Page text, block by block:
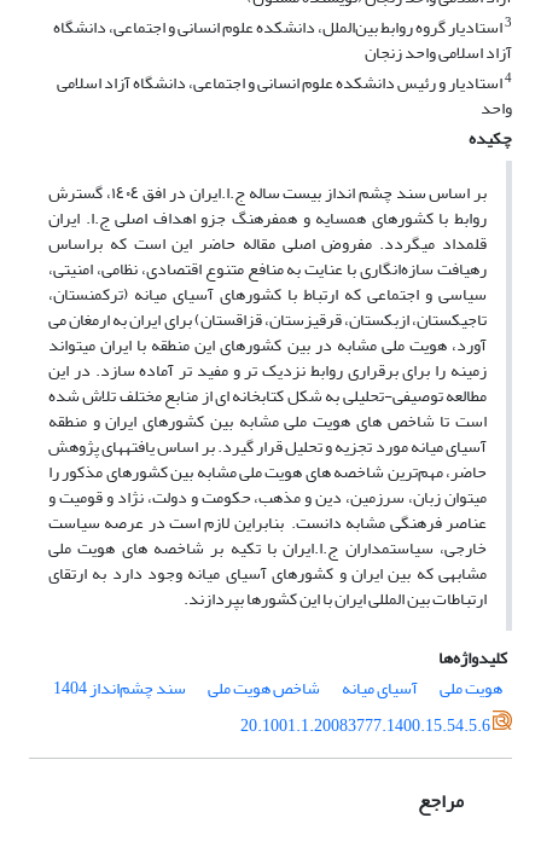
3استادیار گروه روابط بین‌الملل، دانشکده علوم انسانی و اجتماعی، دانشگاه
آزاد اسلامی واحد زنجان
4استادیار و رئیس دانشکده علوم انسانی و اجتماعی، دانشگاه آزاد اسلامی
واحد
چکیده
بر اساس سند چشم انداز بیست ساله ج.ا.ایران در افق ١٤٠٤، گسترش
روابط با کشورهای همسایه و هم­فرهنگ جزو اهداف اصلی ج.ا. ایران
قلمداد می­گردد. مفروض اصلی مقاله حاضر این‌ است که براساس
رهیافت سازه‌انگاری با عنایت به منافع متنوع اقتصادی، نظامی، امنیتی،
سیاسی و اجتماعی که ارتباط با کشورهای آسیای میانه (ترکمنستان،
تاجیکستان، ازبکستان، قرقیزستان، قزاقستان) برای ایران به ارمغان می
آورد، هویت ملی مشابه در بین کشورهای این منطقه با ایران می­تواند
زمینه را برای برقراری روابط نزدیک تر و مفید تر آماده سازد. در این
مطالعه توصیفی-تحلیلی به شکل کتابخانه ای از منابع مختلف تلاش شده
است تا شاخص های هویت ملی مشابه بین کشورهای ایران و منطقه
آسیای میانه مورد تجزیه و تحلیل قرار گیرد. بر اساس یافته­های پژوهش
حاضر، مهم‌ترین شاخصه های هویت ملی مشابه بین کشورهای مذکور را
می­توان زبان، سرزمین، دین و مذهب، حکومت و دولت، نژاد و قومیت و
عناصر فرهنگی مشابه دانست. بنابراین لازم است در عرصه سیاست
خارجی، سیاستمداران ج.ا.ایران با تکیه بر شاخصه های هویت ملی
مشابهی که بین ایران و کشورهای آسیای میانه وجود دارد به ارتقای
ارتباطات بین المللی ایران با این کشورها بپردازند.
کلیدواژه‌ها
هویت ملی
آسیای میانه شاخص هویت ملی
سند چشم‌انداز 1404
20.1001.1.20083777.1400.15.54.5.6
مراجع